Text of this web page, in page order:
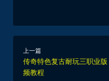
上一篇
传奇特色复古耐玩三职业
频教程